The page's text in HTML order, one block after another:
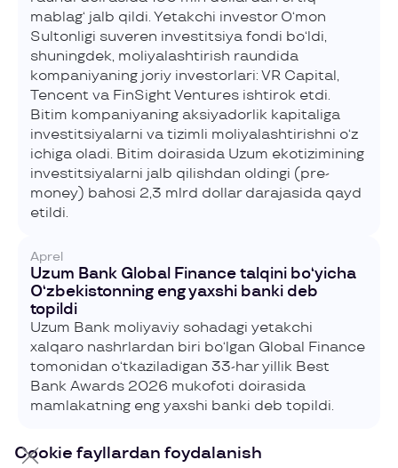
mablag‘ jalb qildi. Yetakchi investor O‘mon
Sultonligi suveren investitsiya fondi bo‘ldi,
shuningdek, moliyalashtirish raundida
kompaniyaning joriy investorlari: VR Capital,
Tencent va FinSight Ventures ishtirok etdi.
Bitim kompaniyaning aksiyadorlik kapitaliga
investitsiyalarni va tizimli moliyalashtirishni o‘z
ichiga oladi. Bitim doirasida Uzum ekotizimining
investitsiyalarni jalb qilishdan oldingi (pre-
money) bahosi 2,3 mlrd dollar darajasida qayd
etildi.
Aprel
Uzum Bank Global Finance talqini bo‘yicha
O‘zbekistonning eng yaxshi banki deb
topildi
Uzum Bank moliyaviy sohadagi yetakchi
xalqaro nashrlardan biri bo‘lgan Global Finance
tomonidan o‘tkaziladigan 33-har yillik Best
Bank Awards 2026 mukofoti doirasida
mamlakatning eng yaxshi banki deb topildi.
Cookie fayllardan foydalanish